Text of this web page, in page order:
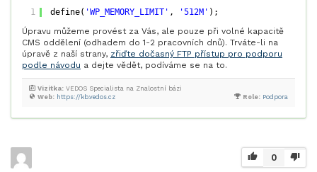
1
define( 'WP_MEMORY_LIMIT' , '512M' );
Úpravu můžeme provést za Vás, ale pouze při volné kapacitě
CMS oddělení (odhadem do 1-2 pracovních dnů). Trváte-li na
úpravě z naší strany, zřiďte dočasný FTP přístup pro podporu
podle návodu a dejte vědět, podíváme se na to.
Role: Podpora
Web: https://kb.vedos.cz
Vizitka: VEDOS Specialista na Znalostní bázi
0